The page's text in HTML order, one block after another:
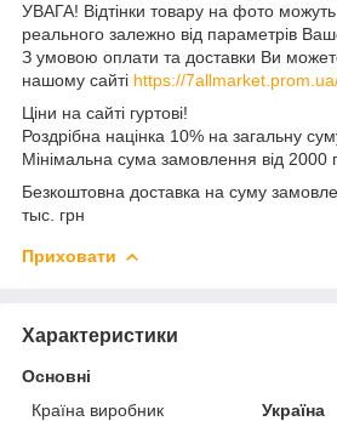
УВАГА! Відтінки товару на фото можуть
реального залежно від параметрів
З умовою оплати та доставки Ви
нашому сайті https://
Ціни на сайті гуртові!
Роздрібна націнка 10% на загальну
Мінімальна сума замовлення від 2000
Безкоштовна доставка на суму
тыс. грн
Приховати
Характеристики
Основні
Країна виробник
Україна